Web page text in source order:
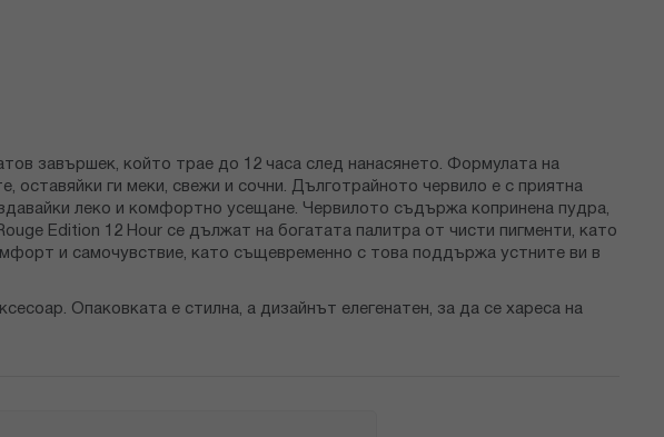
завършек, който трае до 12 часа след нанасянето. Формулата на
ги меки, свежи и сочни. Дълготрайното червило е с приятна
леко и комфортно усещане. Червилото съдържа копринена пудра,
Edition 12 Hour се дължат на богатата палитра от чисти пигменти, като
и самочувствие, като същевременно с това поддържа устните ви в
Опаковката е стилна, а дизайнът елегенатен, за да се хареса на